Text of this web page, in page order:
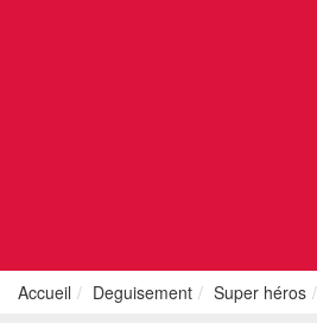
Accueil Deguisement Super héros